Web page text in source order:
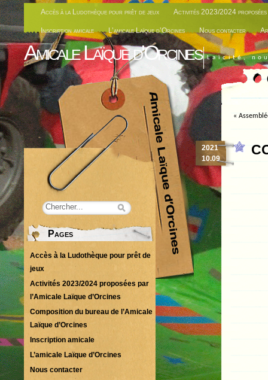
Accès à la Ludothèque pour prêt de jeux Activités 2023/2024 proposées
Inscription amicale L’amicale Laïque d’Orcines Nous contacter
Amicale Laïque d'Orcines Laïcité,
«
2021
10.09
Pages
Accès à la Ludothèque pour prêt de
jeux
Activités 2023/2024 proposées par
l’Amicale Laïque d’Orcines
Composition du bureau de l’Amicale
Laïque d’Orcines
Inscription amicale
L’amicale Laïque d’Orcines
Nous contacter